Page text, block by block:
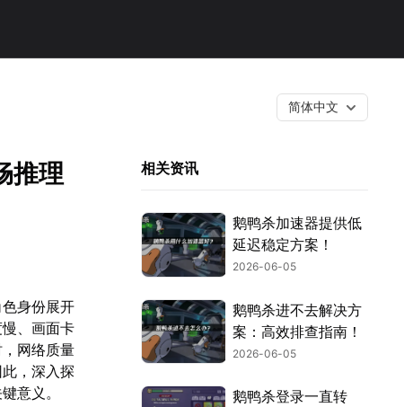
简体中文
推理
身份展开
、画面卡
网络质量
，深入探
意义。
相关资讯
鹅鸭杀加速器提供低
延迟稳定方案！
2026-06-05
鹅鸭杀进不去解决方
案：高效排查指南！
2026-06-05
鹅鸭杀登录一直转